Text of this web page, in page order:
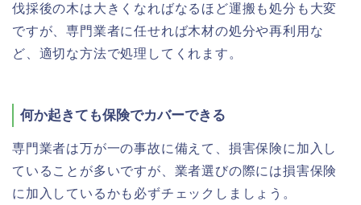
伐採後の木は大きくなればなるほど運搬も処分も大変
ですが、専門業者に任せれば木材の処分や再利用な
ど、適切な方法で処理してくれます。
何か起きても保険でカバーできる
専門業者は万が一の事故に備えて、損害保険に加入し
ていることが多いですが、業者選びの際には損害保険
に加入しているかも必ずチェックしましょう。